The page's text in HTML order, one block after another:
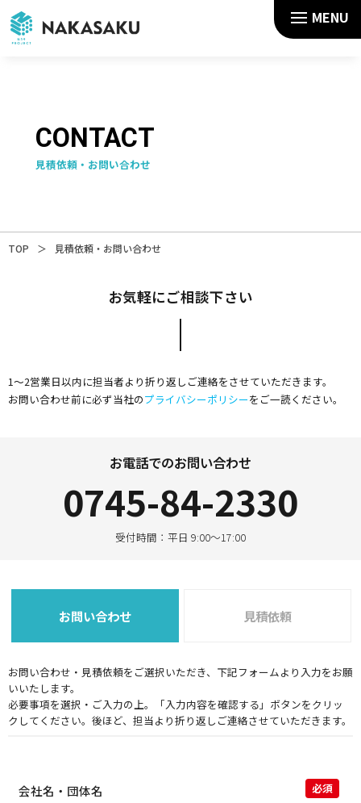
MENU
CONTACT
見積依頼・お問い合わせ
TOP ＞ 見積依頼・お問い合わせ
お気軽にご相談下さい
1～2営業日以内に担当者より折り返しご連絡をさせていただきます。
お問い合わせ前に必ず当社のプライバシーポリシーをご一読ください。
お電話でのお問い合わせ
0745-84-2330
受付時間：平日 9:00～17:00
お問い合わせ 見積依頼
お問い合わせ・見積依頼をご選択いただき、下記フォームより入力をお願
いいたします。
必要事項を選択・ご入力の上。「入力内容を確認する」ボタンをクリッ
クしてください。後ほど、担当より折り返しご連絡させていただきます。
会社名・団体名 必須